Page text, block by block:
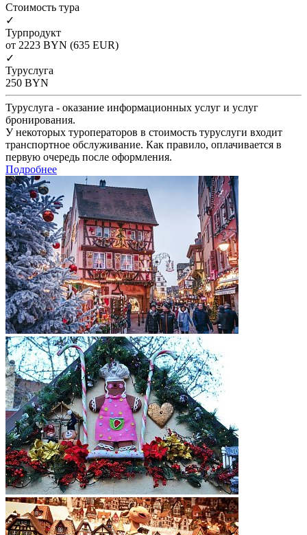
Cтоимость тура
✓
Турпродукт
от 2223 BYN (635 EUR)
✓
Туруслуга
250 BYN
Туруслуга - оказание информационных услуг и услуг
бронирования.
У некоторых туроператоров в стоимость туруслуги входит
транспортное обслуживание. Как правило, оплачивается в
первую очередь после оформления.
Подробнее